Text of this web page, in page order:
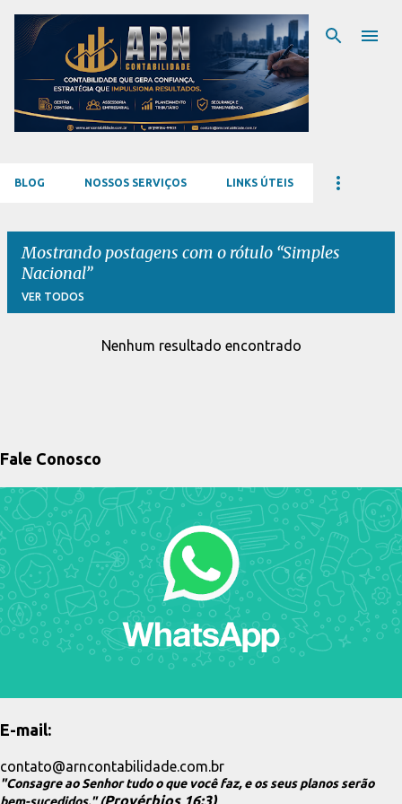
Pular para o conteúdo principal
BLOG NOSSOS SERVIÇOS LINKS ÚTEIS
Mostrando postagens com o rótulo Simples
Nacional
VER TODOS
a
g
e
n
s
Nenhum resultado encontrado
Fale Conosco
E-mail:
contato@arncontabilidade.com.br
"Consagre ao Senhor tudo o que você faz, e os seus planos serão
Provérbios 16:3)